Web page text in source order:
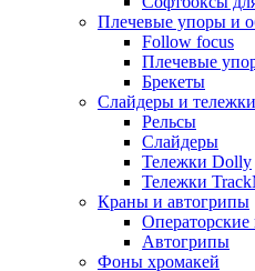
Плечевые упоры и
Follow focus
Плечевые
Брекеты
Слайдеры и тележки
Рельсы
Слайдеры
Тележки Dolly
Тележки
Краны и автогрипы
Автогрипы
Фоны хромакей